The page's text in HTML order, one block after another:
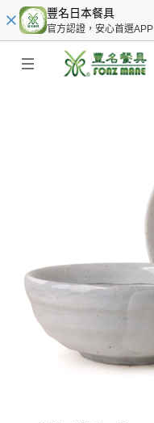
豐名日本餐具
官方認證，安心首選APP